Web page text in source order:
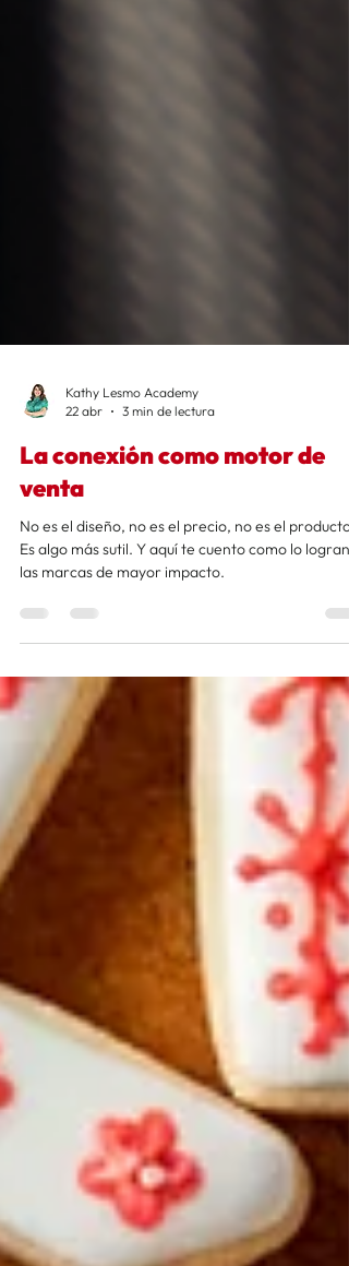
3 min de lectura
La conexión como motor de
venta
No es el diseño, no es el precio, no es el producto.
Es algo más sutil. Y aquí te cuento como lo logran
las marcas de mayor impacto.